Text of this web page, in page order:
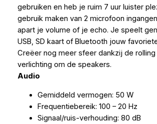
gebruiken en heb je ruim 7 uur luister
gebruik maken van 2 microfoon
apart je volume of je echo. Je speelt
USB, SD kaart of Bluetooth jouw
Creëer nog meer sfeer dankzij de rolling
verlichting om de speakers.
Audio
Gemiddeld vermogen: 50 W
Frequentiebereik: 100 – 20 Hz
Signaal/ruis-verhouding: 80 dB